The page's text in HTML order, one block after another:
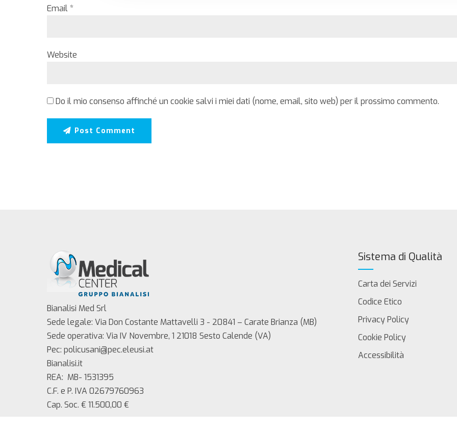
Email *
Website
Do il mio consenso affinché un cookie salvi i miei dati (nome, email, sito web) per il prossimo commento.
Post Comment
Bianalisi Med Srl
Sede legale: Via Don Costante Mattavelli 3 - 20841 – Carate Brianza (MB)
Sede operativa: Via IV Novembre, 1 21018 Sesto Calende (VA)
Pec: policusani@pec.eleusi.at
Bianalisi.it
REA: MB- 1531395
C.F. e P. IVA 02679760963
Cap. Soc. € 11.500,00 €
Sistema di Qualità
Carta dei Servizi
Codice Etico
Privacy Policy
Cookie Policy
Accessibilità